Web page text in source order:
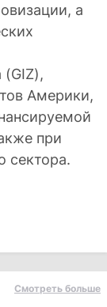
а
(GIZ),
Америки,
при
сектора.
Смотреть больше